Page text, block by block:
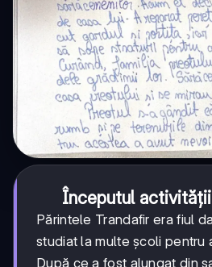
Începutul
Părintele Trandafir era fiul
studiat la multe școli pentru
După ce a fost alungat din